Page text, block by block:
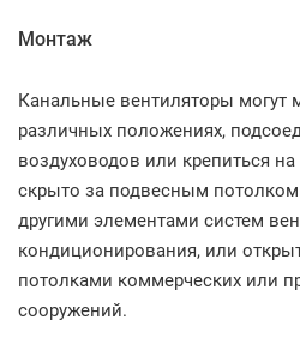
Монтаж
Канальные вентиляторы могут
различных положениях,
воздуховодов или крепиться
скрыто за подвесным
другими элементами систем
кондиционирования, или
потолками коммерческих или
сооружений.